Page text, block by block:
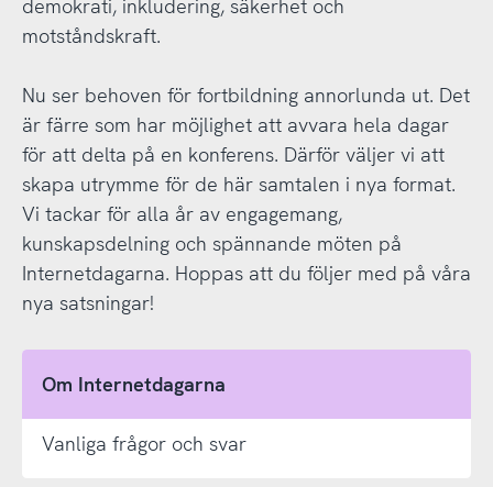
demokrati, inkludering, säkerhet och
motståndskraft.
Nu ser behoven för fortbildning annorlunda ut. Det
är färre som har möjlighet att avvara hela dagar
för att delta på en konferens. Därför väljer vi att
skapa utrymme för de här samtalen i nya format.
Vi tackar för alla år av engagemang,
kunskapsdelning och spännande möten på
Internetdagarna. Hoppas att du följer med på våra
nya satsningar!
Om Internetdagarna
Vanliga frågor och svar